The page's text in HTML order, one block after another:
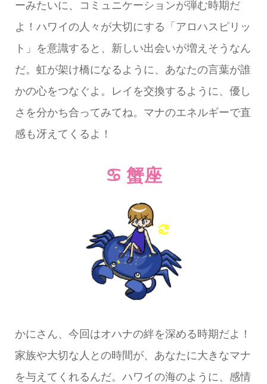
ーみたいに、コミュニケーションが弾む時期だ
よ！ハワイの人々が大切にする「アロハスピリッ
ト」を意識すると、新しい出会いが増えそうなん
だ。虹が架け橋になるように、あなたの言葉が誰
かの心をつなぐよ。レイを交換するように、優し
さを分かち合ってみてね。マナのエネルギーで直
感も冴えてくるよ！
♋ 蟹座
かにさん、今回はオハナの絆を深める時期だよ！
家族や大切な人との時間が、あなたに大きなマナ
を与えてくれるんだ。ハワイの海のように、感情